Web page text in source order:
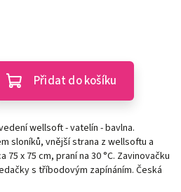
Přidat do košíku
wellsoft - vatelín - bavlna.
sloníků, vnější strana z wellsoftu a
x 75 cm, praní na 30 °C. Zavinovačku
s tříbodovým zapínáním. Česká